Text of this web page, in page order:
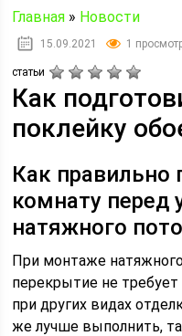
Главная » Новости
15.09.2021 1
статьи
Как
поклейку
Как правильно
комнату перед
натяжного
При монтаже
перекрытие не требует
при других видах
же лучше выполнить,